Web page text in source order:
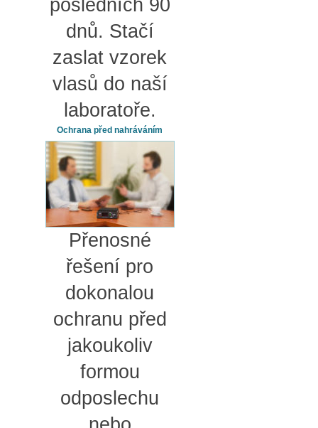
posledních 90
dnů. Stačí
zaslat vzorek
vlasů do naší
laboratoře.
Ochrana před nahráváním
Přenosné
řešení pro
dokonalou
ochranu před
jakoukoliv
formou
odposlechu